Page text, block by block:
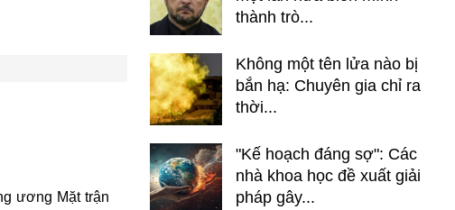
ương Mặt trận
thành trò...
Không một tên lửa nào bị
bắn hạ: Chuyên gia chỉ ra
thời...
"Kế hoạch đáng sợ": Các
nhà khoa học đề xuất giải
pháp gây...